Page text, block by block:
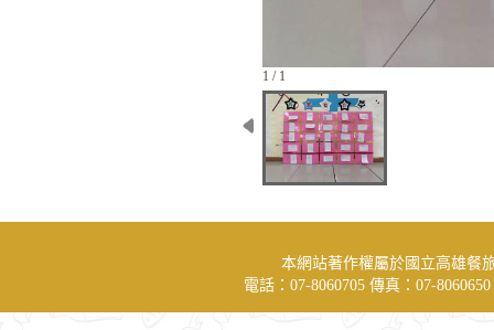
1 / 1
本網站著作權屬於國立高雄餐
電話：07-8060705 傳真：07-